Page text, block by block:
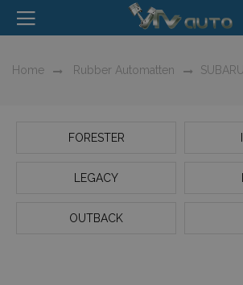
Home Rubber Automatten SUBARU
FORESTER
LEGACY
OUTBACK